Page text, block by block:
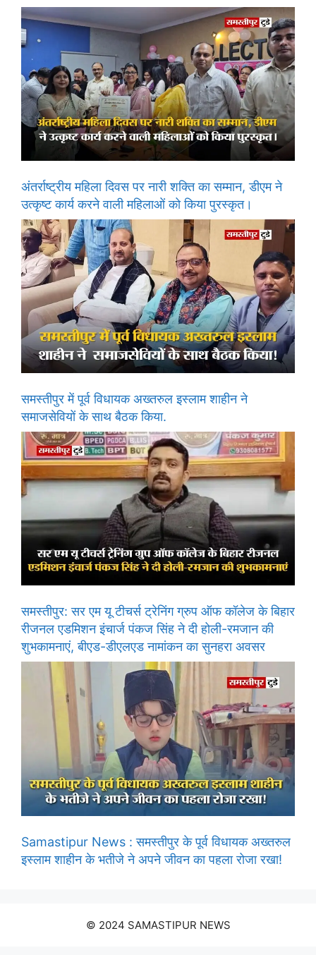
अंतर्राष्ट्रीय महिला दिवस पर नारी शक्ति का सम्मान, डीएम ने
उत्कृष्ट कार्य करने वाली महिलाओं को किया पुरस्कृत।
समस्तीपुर में पूर्व विधायक अख्तरुल इस्लाम शाहीन ने
समाजसेवियों के साथ बैठक किया.
समस्तीपुर: सर एम यू टीचर्स ट्रेनिंग ग्रुप ऑफ कॉलेज के बिहार
रीजनल एडमिशन इंचार्ज पंकज सिंह ने दी होली-रमजान की
शुभकामनाएं, बीएड-डीएलएड नामांकन का सुनहरा अवसर
Samastipur News : समस्तीपुर के पूर्व विधायक अख्तरुल
इस्लाम शाहीन के भतीजे ने अपने जीवन का पहला रोजा रखा!
© 2024 SAMASTIPUR NEWS